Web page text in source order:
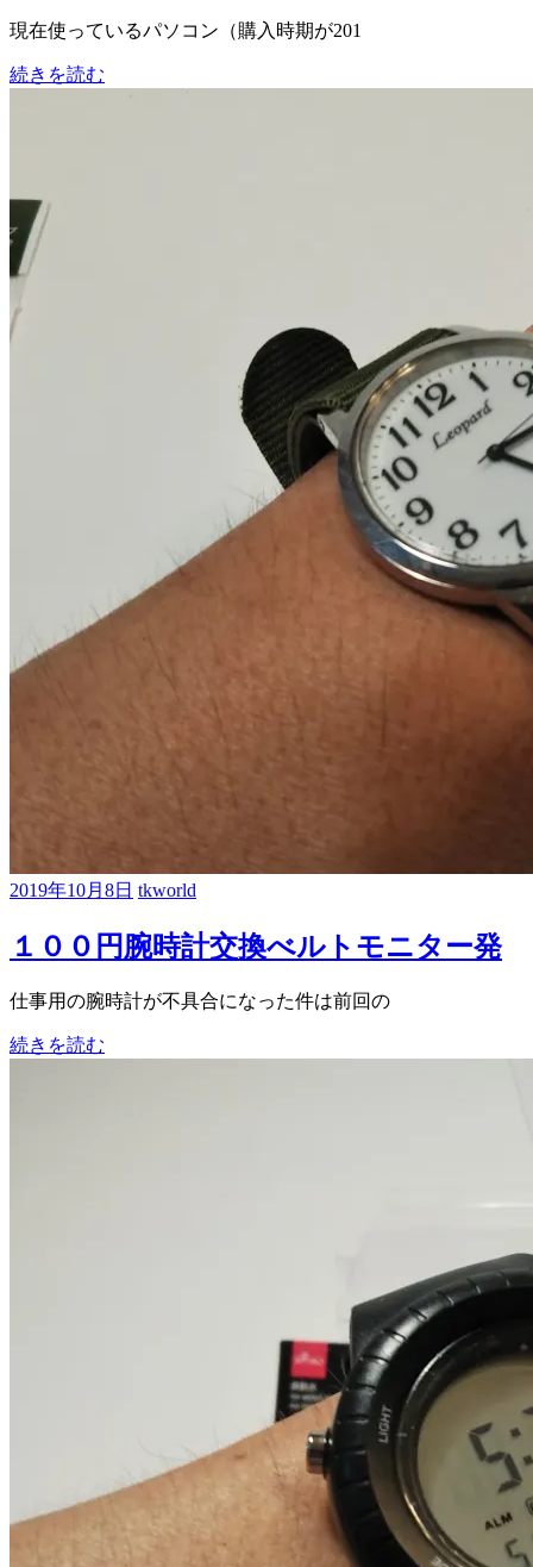
現在使っているパソコン（購入時期が201
続きを読む
2019年10月8日 tkworld
１００円腕時計交換べルトモニター発
仕事用の腕時計が不具合になった件は前回の
続きを読む